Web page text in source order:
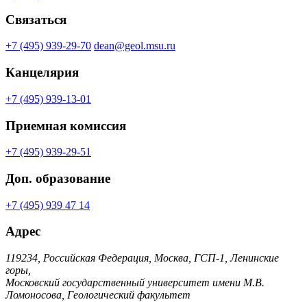
Связаться
+7 (495) 939-29-70 dean@geol.msu.ru
Канцелярия
+7 (495) 939-13-01
Приемная комиссия
+7 (495) 939-29-51
Доп. образование
+7 (495) 939 47 14
Адрес
119234, Российская Федерация, Москва, ГСП-1, Ленинские
горы,
Московский государственный университет имени М.В.
Ломоносова, Геологический факультет